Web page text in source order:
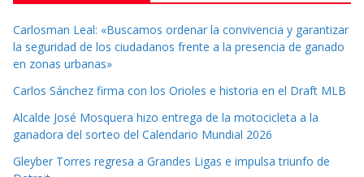
Carlosman Leal: «Buscamos ordenar la convivencia y garantizar
la seguridad de los ciudadanos frente a la presencia de ganado
en zonas urbanas»
Carlos Sánchez firma con los Orioles e historia en el Draft MLB
Alcalde José Mosquera hizo entrega de la motocicleta a la
ganadora del sorteo del Calendario Mundial 2026
Gleyber Torres regresa a Grandes Ligas e impulsa triunfo de